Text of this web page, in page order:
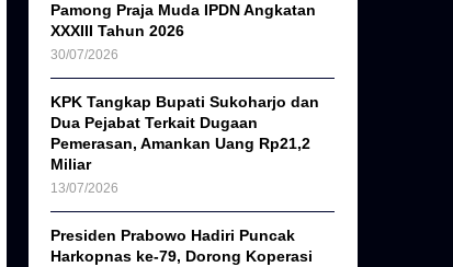
Pamong Praja Muda IPDN Angkatan
XXXIII Tahun 2026
30/07/2026
KPK Tangkap Bupati Sukoharjo dan
Dua Pejabat Terkait Dugaan
Pemerasan, Amankan Uang Rp21,2
Miliar
13/07/2026
Presiden Prabowo Hadiri Puncak
Harkopnas ke-79, Dorong Koperasi